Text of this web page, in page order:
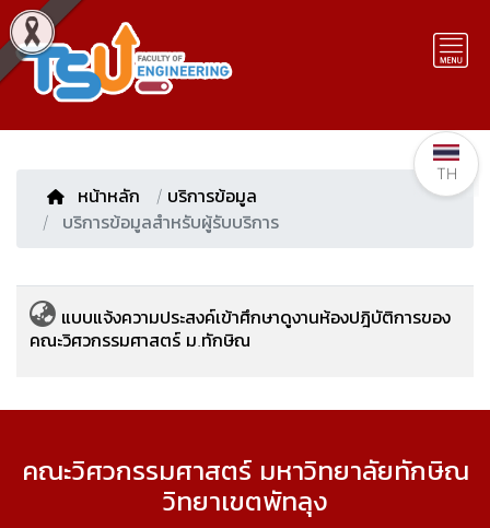
หน้าหลัก / บริการข้อมูล
บริการข้อมูลสำหรับผู้รับบริการ
แบบแจ้งความประสงค์เข้าศึกษาดูงานห้องปฎิบัติการของ
คณะวิศวกรรมศาสตร์ ม.ทักษิณ
คณะวิศวกรรมศาสตร์ มหาวิทยาลัยทักษิณ
วิทยาเขตพัทลุง
TH